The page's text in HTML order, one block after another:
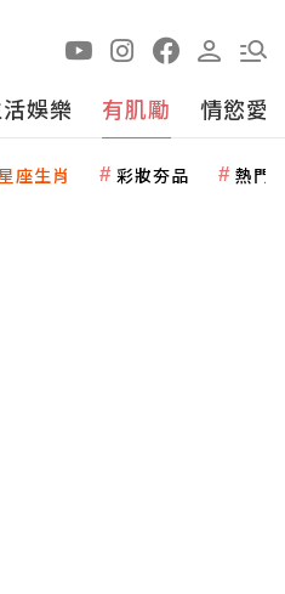
娛樂 有肌勵 情慾愛
座生肖 彩妝夯品 熱門